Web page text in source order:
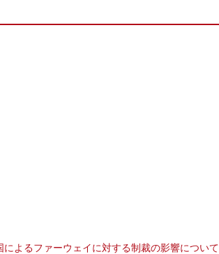
によるファーウェイに対する制裁の影響について